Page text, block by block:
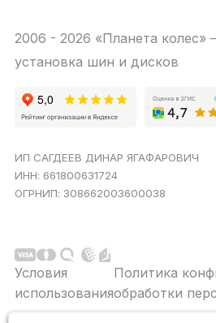
2006 - 2026 «Планета
установка шин и дисков
ИП САГДЕЕВ ДИНАР ЯГАФАРОВИЧ
ИНН: 661800631724
ОГРНИП: 308662003600038
Условия
использования
Политика
обработки